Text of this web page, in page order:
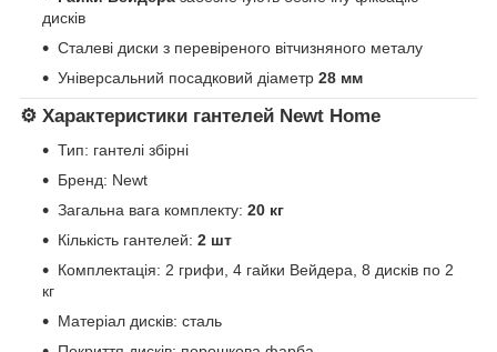
дисків
Сталеві диски з перевіреного вітчизняного металу
Універсальний посадковий діаметр 28 мм
⚙️ Характеристики гантелей Newt Home
Тип: гантелі збірні
Бренд: Newt
Загальна вага комплекту: 20 кг
Кількість гантелей: 2 шт
Комплектація: 2 грифи, 4 гайки Вейдера, 8 дисків по 2
кг
Матеріал дисків: сталь